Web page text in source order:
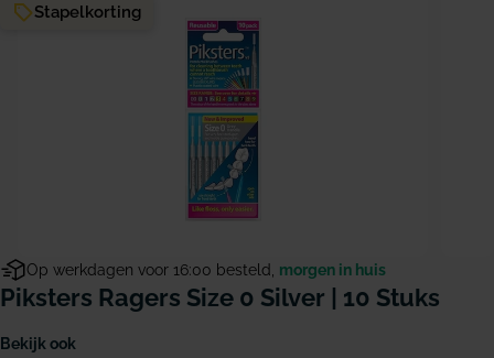
Stapelkorting
Open media 0 in modaal venster
Op werkdagen voor 16:00 besteld, morgen in huis
Piksters Ragers Size 0 Silver | 10 Stuks
Bekijk ook